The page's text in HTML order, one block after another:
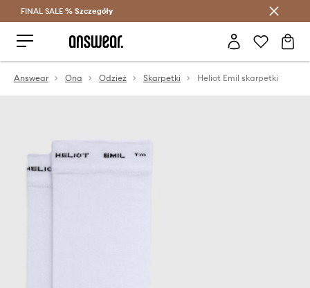
Oszczędzaj z Answear Club >
FINAL SALE % Szczegóły
Answear Ona Odzież Skarpetki Heliot Emil skarpetki